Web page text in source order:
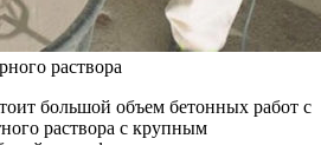
раствора
большой объем бетонных работ с
раствора с крупным